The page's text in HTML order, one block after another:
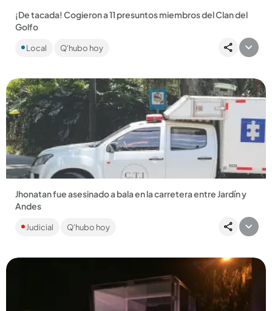
¡De tacada! Cogieron a 11 presuntos miembros del Clan del
Golfo
En distintos operativos se realizaron en Yarumal, Don Matías (1
más por delito sexual) y Andes. Dentro de esos estarían los...
Local Q'hubo hoy
Compartir Noticia
Jhonatan fue asesinado a bala en la carretera entre Jardín y
Andes
Ocurrió en el sector Las Palmas, jurisdicción de Jardín, y sería
la tercera víctima de homicidio de ese municipio en lo que...
Judicial Q'hubo hoy